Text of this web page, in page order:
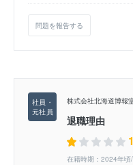
問題を報告する
株式会社北海道博報
退職理由
在籍時期：2024年